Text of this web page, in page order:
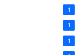
1
1
1